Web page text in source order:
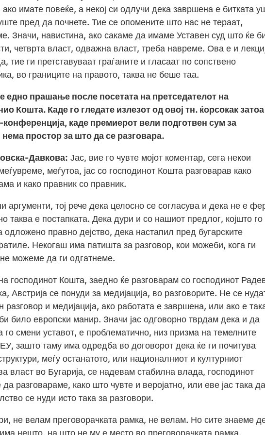
ако имате повеќе, а некој си одлучи дека завршена е битката
пред да почнете. Тие се опомените што нас не тераат,
Значи, навистина, ако сакаме да имаме Уставен суд што ќе
четврта власт, одважна власт, треба навреме. Ова е и
тие ги претставуваат граѓаните и гласаат по сопствено
во границите на правото, таква не беше таа.
прашање после посетата на претседателот на
Кошта. Каде го гледате излезот од овој тн. ќорсокак затоа
каде премиерот вели подготвен сум за
простор за што да се разговара.
Давкова: Јас, вие го чувте мојот коментар, сега некои
меѓутоа, јас со господинот Кошта разговарав како
и како правник со правник.
аргументи, тој рече дека целосно се согласува и дека не е
таква е постапката. Дека дури и со нашиот предлог, којшто го
одложено правно дејство, дека настапил пред бугарските
Некогаш има патишта за разговор, кои можеби, кога ги
можеме да ги одгатнеме.
господинот Кошта, заедно ќе разговарам со господинот
Австрија се понуди за медијација, во разговорите. Не се
и медијација, ако работата е завршена, или ако е
било европски манир. Значи јас одговорно тврдам дека и да
смени уставот, е проблематично, низ призма на темелните
зашто таму има одредба во договорот дека ќе ги почитува
меѓу останатото, или националниот и културниот
власт во Бугарија, се надевам стабилна влада, господинот
разговараме, како што чувте и веројатно, или еве јас така да
се нуди исто така за разговори.
не велам преговорачката рамка, не велам. Но сите знаеме